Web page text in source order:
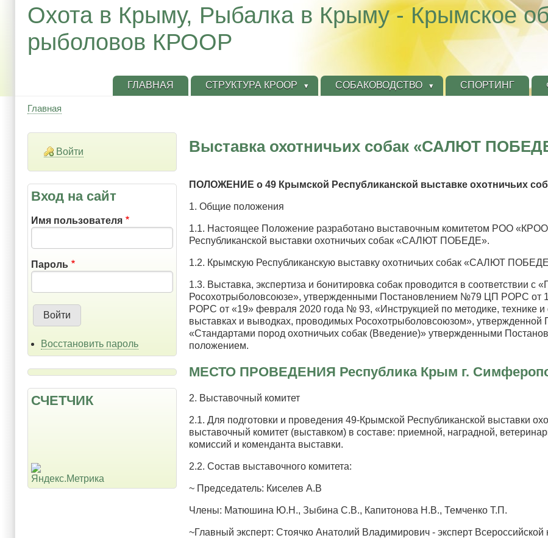
Охота в Крыму, Рыбалка в Крыму - Крымское
рыболовов КРООР
ГЛАВНАЯ СТРУКТУРА КРООР СОБАКОВОДСТВО СПОРТИНГ
навигации
Главная
Войти
Вход на сайт
Имя пользователя
Пароль
Восстановить пароль
СЧЕТЧИК
Выставка охотничьих собак «САЛЮТ
ПОЛОЖЕНИЕ о 49 Крымской Республиканской выставке охотничьих
1. Общие положения
1.1. Настоящее Положение разработано выставочным комитетом РОО
Республиканской выставки охотничьих собак «САЛЮТ ПОБЕДЕ».
1.2. Крымскую Республиканскую выставку охотничьих собак «САЛЮТ
1.3. Выставка, экспертиза и бонитировка собак проводится в соответствии
Росохотрыболовсоюзе», утвержденными Постановлением №79 ЦП РОРС от
РОРС от «19» февраля 2020 года № 93, «Инструкцией по методике, технике и
выставках и выводках, проводимых Росохотрыболовсоюзом»,
«Стандартами пород охотничьих собак (Введение)» утвержденными
положением.
МЕСТО ПРОВЕДЕНИЯ Республика Крым г.
2. Выставочный комитет
2.1. Для подготовки и проведения 49-Крымской Республиканской выставки
выставочный комитет (выставком) в составе: приемной, наградной,
комиссий и коменданта выставки.
2.2. Состав выставочного комитета:
~ Председатель: Киселев А.В
Члены: Матюшина Ю.Н., Зыбина С.В., Капитонова Н.В., Темченко Т.П.
~Главный эксперт: Стоячко Анатолий Владимирович - эксперт Всероссийской